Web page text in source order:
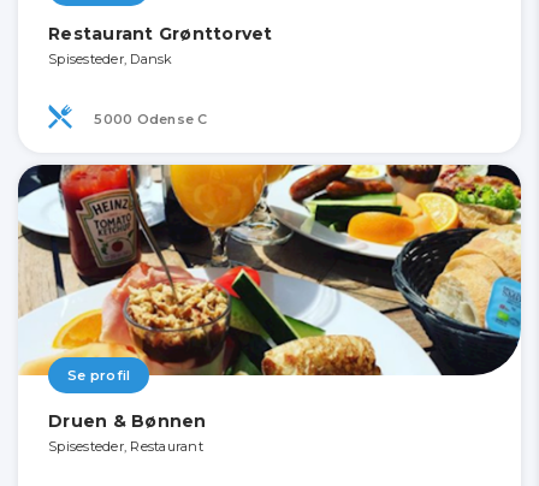
Restaurant Grønttorvet
Spisesteder, Dansk
5000 Odense C
Se profil
Druen & Bønnen
Spisesteder, Restaurant